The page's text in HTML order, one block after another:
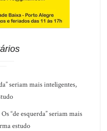
seriam mais inteligentes,
Os “de esquerda” seriam mais
estudo